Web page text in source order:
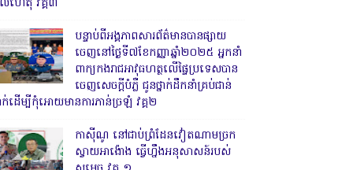
បន្ទាប់ពីអង្គភាពសារព័ត៌មានបានផ្សាយ
ចេញនៅថ្ងៃទី៧ខែកញ្ញាឆ្នាំ២០២៥ អ្នកនាំ
ពាក្យកងរាជអាវុធហត្ថលើផ្ទៃប្រទេសបាន
ចេញសេចក្តីបំភ្លឺ ជូនថ្នាក់ដឹកនាំគ្រប់ជាន់
ាក់ដើម្បីកុំអោយមានការភាន់ច្រឡំ វគ្គ២
កាសុីណូ នៅជាប់ព្រំដែនវៀតណាមច្រក
ស្វាយអាង៉ោង ធ្វើហ្នឹងអនុសាសន៍របស់